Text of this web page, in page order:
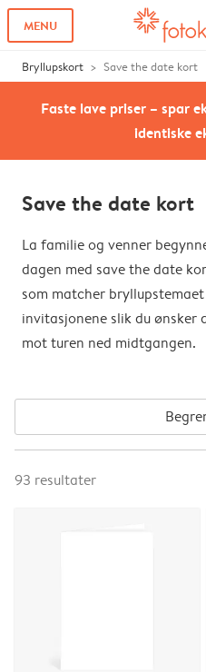
MENU
Bryllupskort Save the date kort
Faste lave priser – spar
identiske
Save the date kort
La familie og venner
dagen med save the date
som matcher
invitasjonene slik du
mot turen ned midtgangen.
93 resultater